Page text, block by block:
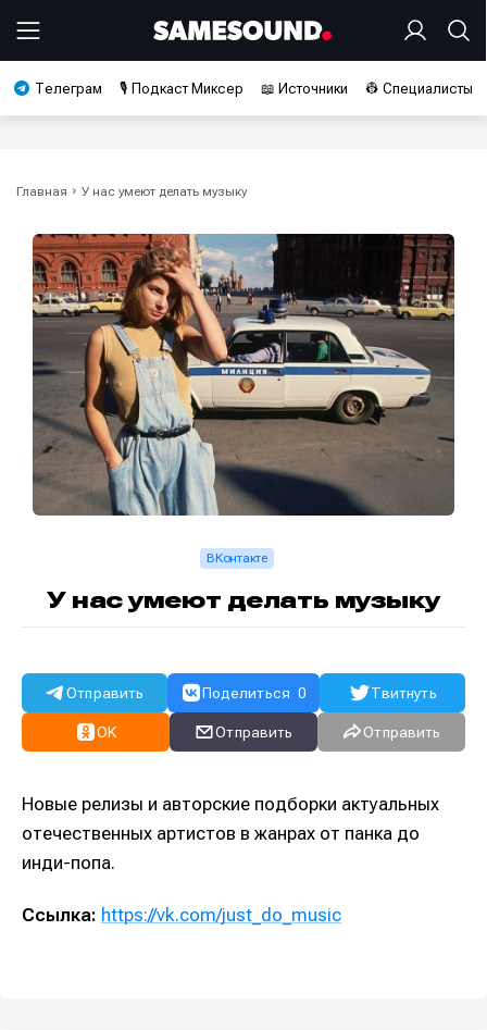
Телеграм 🎙️ Подкаст Миксер 📖 Источники 👷 Специалисты
Главная У нас умеют делать музыку
ВКонтакте
У нас умеют делать музыку
Отправить Поделиться 0 Твитнуть
OK Отправить Отправить
Новые релизы и авторские подборки актуальных
отечественных артистов в жанрах от панка до
инди-попа.
Ссылка: https://vk.com/just_do_music